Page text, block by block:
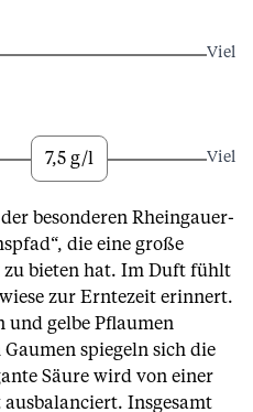
Viel
7,5 g/l Viel
besonderen Rheingauer-
die eine große
zu bieten hat. Im Duft fühlt
zur Erntezeit erinnert.
und gelbe Pflaumen
spiegeln sich die
Säure wird von einer
Insgesamt